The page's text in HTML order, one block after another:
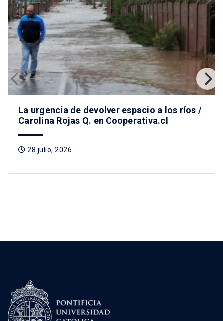
La urgencia de devolver espacio a los ríos /
Carolina Rojas Q. en Cooperativa.cl
28 julio, 2026